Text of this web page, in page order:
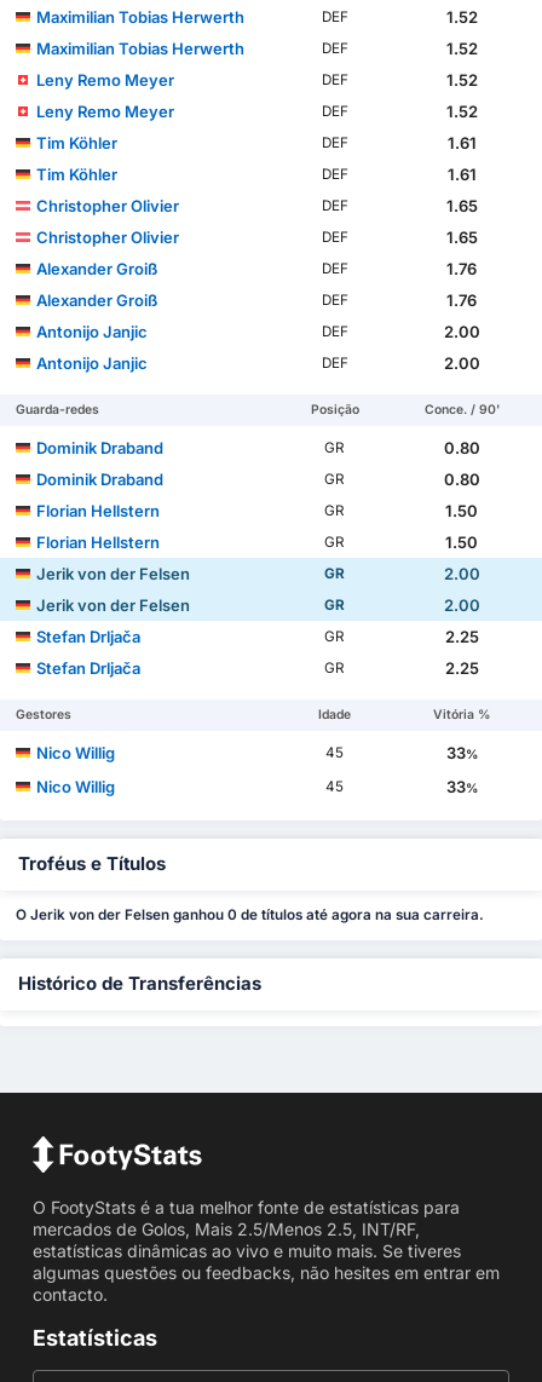
Maximilian Tobias Herwerth
DEF
1.52
Maximilian Tobias Herwerth
DEF
1.52
Leny Remo Meyer
DEF
1.52
Leny Remo Meyer
DEF
1.52
Tim Köhler
DEF
1.61
Tim Köhler
DEF
1.61
Christopher Olivier
DEF
1.65
Christopher Olivier
DEF
1.65
Alexander Groiß
DEF
1.76
Alexander Groiß
DEF
1.76
Antonijo Janjic
DEF
2.00
Antonijo Janjic
DEF 2.00
Guarda-redes Posição Conce. / 90'
Dominik Draband GR
0.80
Dominik Draband
GR
0.80
Florian Hellstern
GR
1.50
Florian Hellstern
GR
1.50
Jerik von der Felsen
GR
2.00
Jerik von der Felsen
GR
2.00
Stefan Drljača
GR
2.25
Stefan Drljača
GR 2.25
Gestores Idade Vitória %
Nico Willig 45 33%
Nico Willig 45 33%
Troféus e Títulos
O Jerik von der Felsen ganhou 0 de títulos até agora na sua carreira.
Histórico de Transferências
O FootyStats é a tua melhor fonte de estatísticas para
mercados de Golos, Mais 2.5/Menos 2.5, INT/RF,
estatísticas dinâmicas ao vivo e muito mais. Se tiveres
algumas questões ou feedbacks, não hesites em entrar em
contacto.
Estatísticas